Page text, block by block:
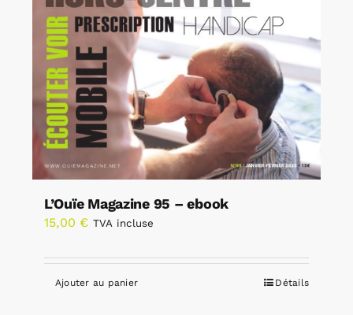
L’Ouïe Magazine 95 – ebook
15,00 € TVA incluse
Ajouter au panier Détails